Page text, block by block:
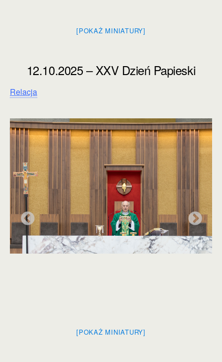
[POKAŻ MINIATURY]
12.10.2025 – XXV Dzień Papieski
Relacja
[POKAŻ MINIATURY]